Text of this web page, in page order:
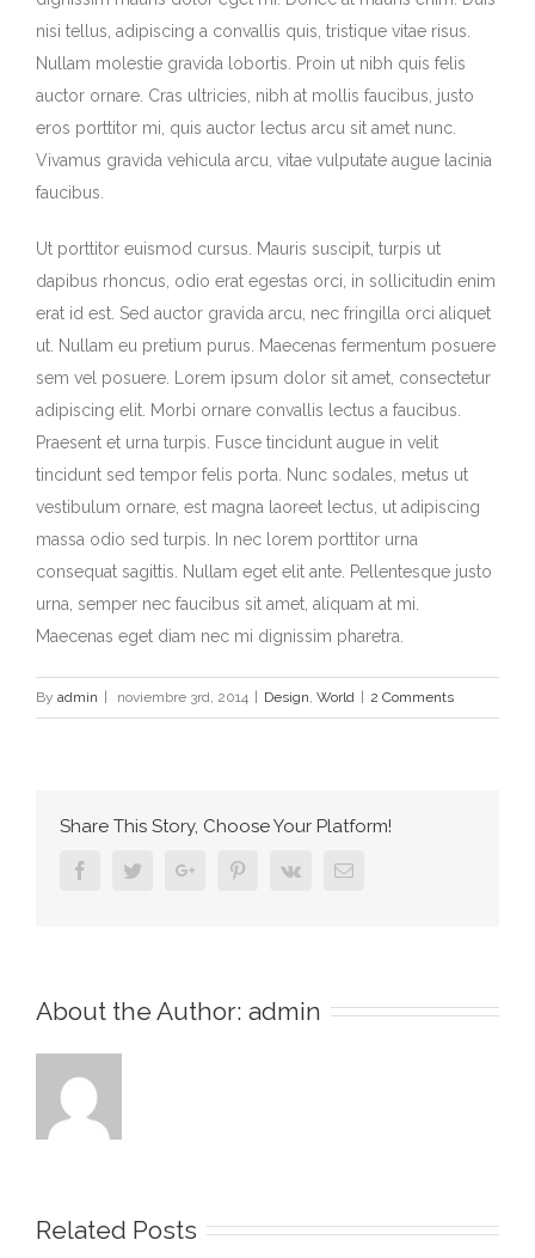
nisi tellus, adipiscing a convallis quis, tristique vitae risus.
Nullam molestie gravida lobortis. Proin ut nibh quis felis
auctor ornare. Cras ultricies, nibh at mollis faucibus, justo
eros porttitor mi, quis auctor lectus arcu sit amet nunc.
Vivamus gravida vehicula arcu, vitae vulputate augue lacinia
faucibus.
Ut porttitor euismod cursus. Mauris suscipit, turpis ut
dapibus rhoncus, odio erat egestas orci, in sollicitudin enim
erat id est. Sed auctor gravida arcu, nec fringilla orci aliquet
ut. Nullam eu pretium purus. Maecenas fermentum posuere
sem vel posuere. Lorem ipsum dolor sit amet, consectetur
adipiscing elit. Morbi ornare convallis lectus a faucibus.
Praesent et urna turpis. Fusce tincidunt augue in velit
tincidunt sed tempor felis porta. Nunc sodales, metus ut
vestibulum ornare, est magna laoreet lectus, ut adipiscing
massa odio sed turpis. In nec lorem porttitor urna
consequat sagittis. Nullam eget elit ante. Pellentesque justo
urna, semper nec faucibus sit amet, aliquam at mi.
Maecenas eget diam nec mi dignissim pharetra.
By admin | noviembre 3rd, 2014 | Design World | 2 Comments
Share This Story, Choose Your Platform!
FacebookTwitterGoogle+ PinterestVk Email
About the Author: admin
Related Posts